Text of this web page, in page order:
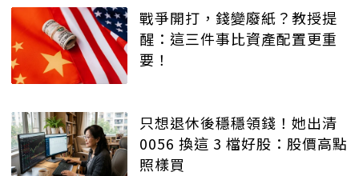
戰爭開打，錢變廢紙？教授提
醒：這三件事比資產配置更重
要！
只想退休後穩穩領錢！她出清
0056 換這 3 檔好股：股價高點
照樣買